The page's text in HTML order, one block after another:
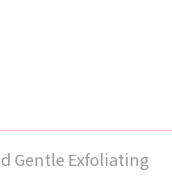
Gentle Exfoliating